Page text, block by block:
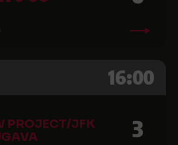
16:00
PROJECT/JFK
3